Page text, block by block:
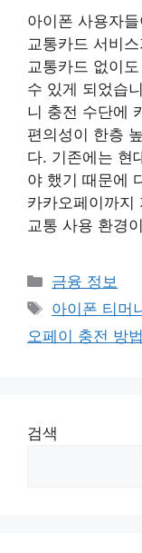
아이폰 사용자
교통카드 서비
교통카드 없이
수 있게 되었습
니 충전 수단에
편의성이 한층
다. 기존에는 현
야 했기 때문에
카카오페이까지
교통 사용 환경
카
테
고
리
금융 정보
태
그
아이폰 티머
오페이 충전 방법
검색